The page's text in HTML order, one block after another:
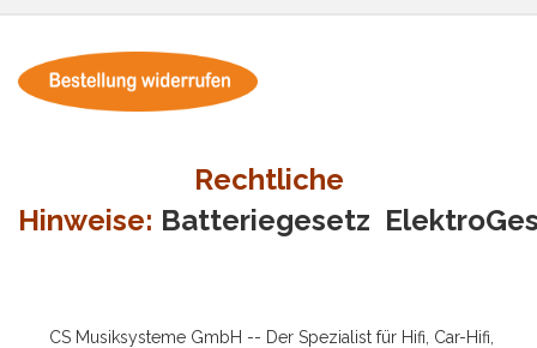
Rechtliche
Hinweise: Batteriegesetz
CS Musiksysteme GmbH -- Der Spezialist für Hifi, Car-Hifi,